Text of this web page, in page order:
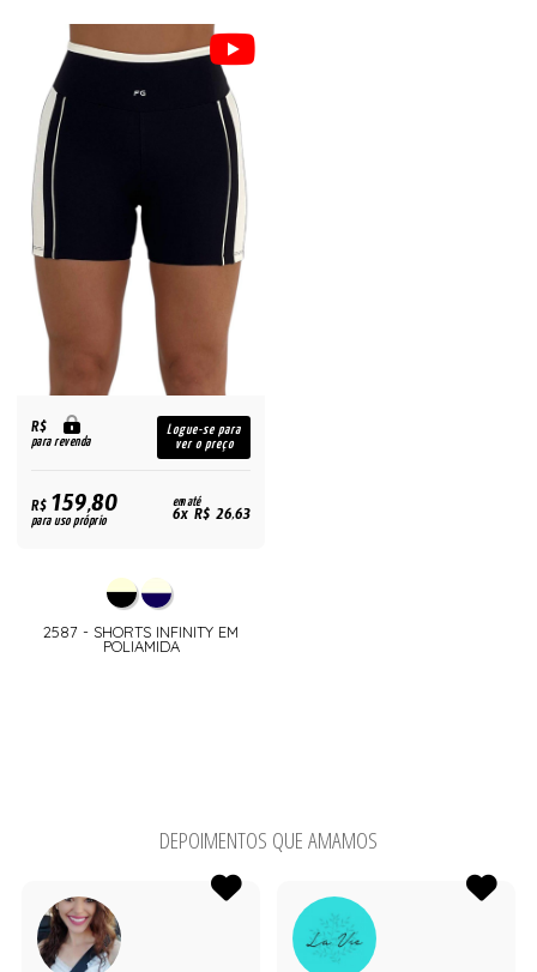
R$
para revenda
Logue-se para
ver o preço
R$159,80
para uso próprio
em até
6x R$ 26,63
2587 - SHORTS INFINITY EM
POLIAMIDA
DEPOIMENTOS QUE AMAMOS